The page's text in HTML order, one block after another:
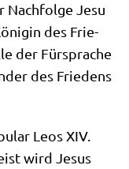
Nach­fol­ge Jesu
des Frie­
der Für­spra­che
des Frie­dens
Leos XIV.
wird Jesus